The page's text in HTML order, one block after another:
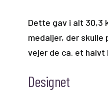
Dette gav i alt 30,3
medaljer, der skulle
vejer de ca. et halvt
Designet